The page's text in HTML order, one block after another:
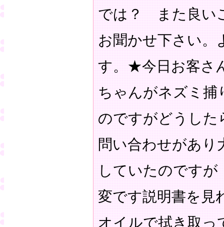
では？ また良い
お聞かせ下さい。
す。★今日お客さ
ちゃんがネズミ捕
のですがどうした
問い合わせがあり
していたのです
変です説明書を見
オイルで拭き取っ